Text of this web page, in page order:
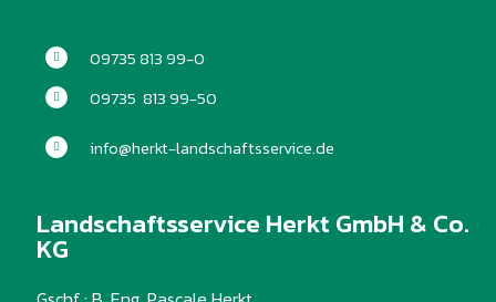
09735 813 99-0
09735 813 99-50
info@herkt-landschaftsservice.de
Landschaftsservice Herkt GmbH & Co.
KG